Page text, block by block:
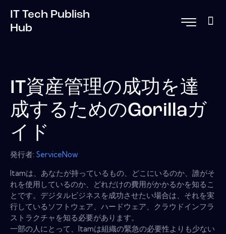
IT Tech Publish
Hub
IT資産管理の成功を達
成するためのGorillaガ
イド
発行者: ServiceNow
Itamは、あなたが持っているもの、どこにいるのか、誰がそ
れを使用しているのか、どれだけの費用がかかるかを知るこ
とです。デジタルビジネスを成功させたい場合は、それを実
行しているソフトウェア、ハードウェア、クラウドインフラ
ストラクチャを知る必要があります。
一部の人にとって、Itamは組織の緊急の必要性よりも少ない